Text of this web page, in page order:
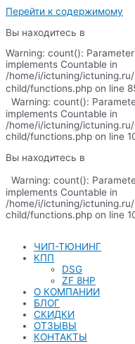
Перейти к содержимому
Вы находитесь в
Warning: count():
implements Countable in
/home/i/ictuning/
child/functions.php on line
Warning: count():
implements Countable in
/home/i/ictuning/
child/functions.php on line
Вы находитесь в
Warning: count():
implements Countable in
/home/i/ictuning/
child/functions.php on line
ЧИП-ТЮНИНГ
КПП
DSG
ZF 8HP
О КОМПАНИИ
БЛОГ
СКИДКИ
ОТЗЫВЫ
КОНТАКТЫ